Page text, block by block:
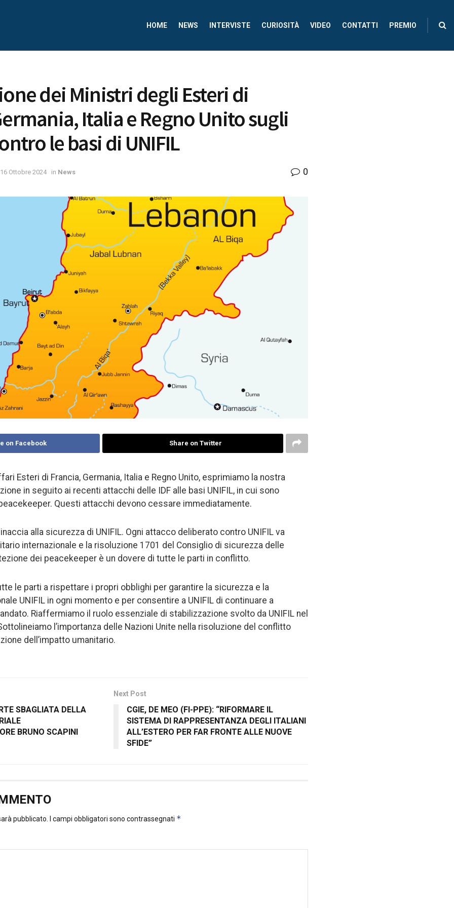
HOME NEWS INTERVISTE CURIOSITÀ VIDEO CONTATTI PREMIO
dei Ministri degli Esteri di
Italia e Regno Unito sugli
le basi di UNIFIL
16 Ottobre 2024 in News 0
on Facebook Share on Twitter
Esteri di Francia, Germania, Italia e Regno Unito, esprimiamo la nostra
in seguito ai recenti attacchi delle IDF alle basi UNIFIL, in cui sono
Questi attacchi devono cessare immediatamente.
alla sicurezza di UNIFIL. Ogni attacco deliberato contro UNIFIL va
internazionale e la risoluzione 1701 del Consiglio di sicurezza delle
dei peacekeeper è un dovere di tutte le parti in conflitto.
le parti a rispettare i propri obblighi per garantire la sicurezza e la
UNIFIL in ogni momento e per consentire a UNIFIL di continuare a
Riaffermiamo il ruolo essenziale di stabilizzazione svolto da UNIFIL nel
l’importanza delle Nazioni Unite nella risoluzione del conflitto
dell’impatto umanitario.
SBAGLIATA DELLA
BRUNO SCAPINI
Next Post
CGIE, DE MEO (FI-PPE): “RIFORMARE IL
SISTEMA DI RAPPRESENTANZA DEGLI ITALIANI
ALL’ESTERO PER FAR FRONTE ALLE NUOVE
SFIDE”
pubblicato. I campi obbligatori sono contrassegnati *